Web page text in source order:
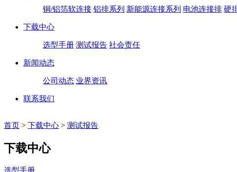
铜/铝箔软连接 铝排系列 新能源连接系列 电池连接排 硬
下载中心
选型手册 测试报告 社会责任
新闻动态
公司动态 业界资讯
联系我们
首页 > 下载中心 > 测试报告
下载中心
选型手册